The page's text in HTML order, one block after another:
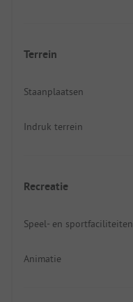
Terrein
Staanplaatsen
Indruk terrein
Recreatie
Speel- en sportfaciliteiten
Animatie